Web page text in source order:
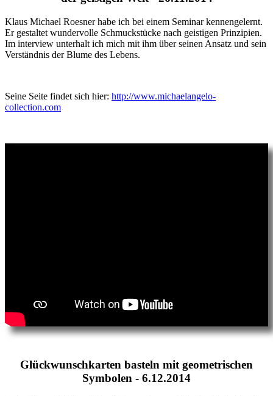
Klaus Michael Roesner habe ich bei einem Seminar kennengelernt.
Er gestaltet wundervolle Schmuckstücke nach geistigen Prinzipien.
Im interview unterhalt ich mich mit ihm über seinen Ansatz und sein
Verständnis der Blume des Lebens.
Seine Seite findet sich hier: http://www.michaelangelo-
collection.com
Glückwunschkarten basteln mit geometrischen
Symbolen - 6.12.2014